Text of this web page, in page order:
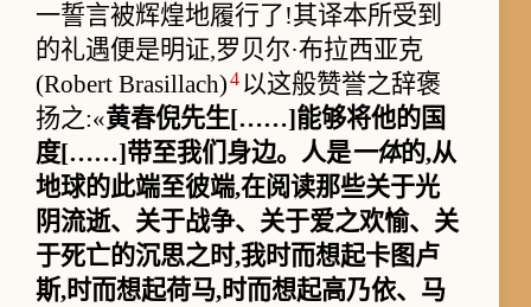
一誓言被辉煌地履行了!其译本所受到
的礼遇便是明证,罗贝尔·布拉西亚克
(Robert Brasillach)4 以这般赞誉之辞褒
扬之:«黄春倪先生[……]能够将他的国
度[……]带至我们身边。人是一体的,从
地球的此端至彼端,在阅读那些关于光
阴流逝、关于战争、关于爱之欢愉、关
于死亡的沉思之时,我时而想起卡图卢
斯,时而想起荷马,时而想起高乃依、马